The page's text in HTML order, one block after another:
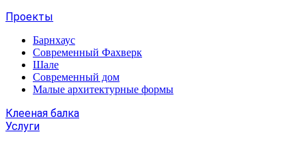
Проекты
Барнхаус
Современный Фахверк
Шале
Современный дом
Малые архитектурные формы
Клееная балка
Услуги